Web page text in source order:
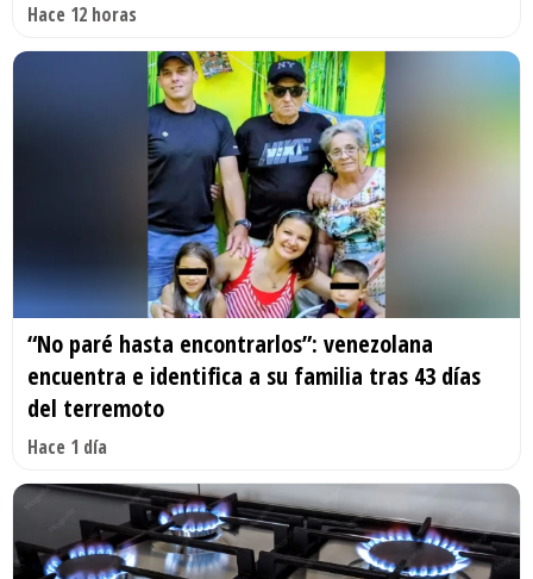
Hace 12 horas
“No paré hasta encontrarlos”: venezolana
encuentra e identifica a su familia tras 43 días
del terremoto
Hace 1 día